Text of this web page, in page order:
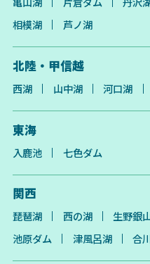
相模湖
芦ノ湖
北陸・甲信越
西湖 山中湖 河口湖
東海
入鹿池 七色ダム
関西
琵琶湖 西の湖 生野銀
池原ダム
津風呂湖 合